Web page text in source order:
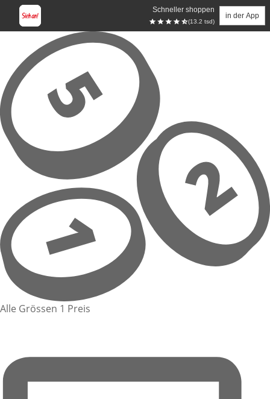
Schneller shoppen
(13.2 tsd)
in der App
Zum Hauptinhalt springen
Alle Grössen 1 Preis